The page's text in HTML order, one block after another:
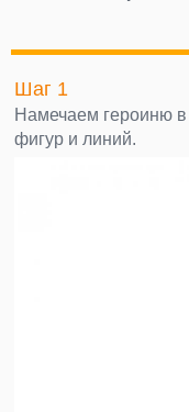
Шаг 1
Намечаем героиню в
фигур и линий.